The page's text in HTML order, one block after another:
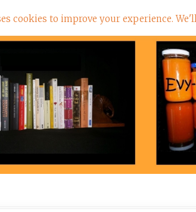
cookies to improve your experience.